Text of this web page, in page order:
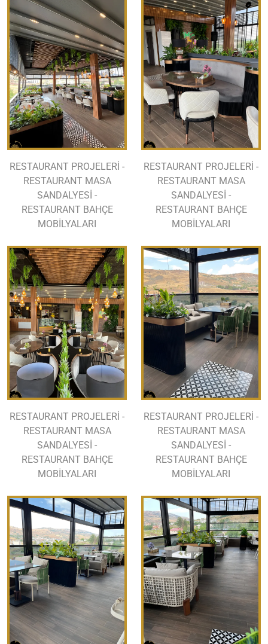
RESTAURANT PROJELERİ -
RESTAURANT MASA
SANDALYESİ -
RESTAURANT BAHÇE
MOBİLYALARI
RESTAURANT PROJELERİ -
RESTAURANT MASA
SANDALYESİ -
RESTAURANT BAHÇE
MOBİLYALARI
RESTAURANT PROJELERİ -
RESTAURANT MASA
SANDALYESİ -
RESTAURANT BAHÇE
MOBİLYALARI
RESTAURANT PROJELERİ -
RESTAURANT MASA
SANDALYESİ -
RESTAURANT BAHÇE
MOBİLYALARI